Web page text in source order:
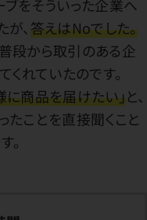
ブをそういった企業へ
、答えはNoでした。
段から取引のある企
くれていたのです。
に商品を届けたい」と、
たことを直接聞くこと
。